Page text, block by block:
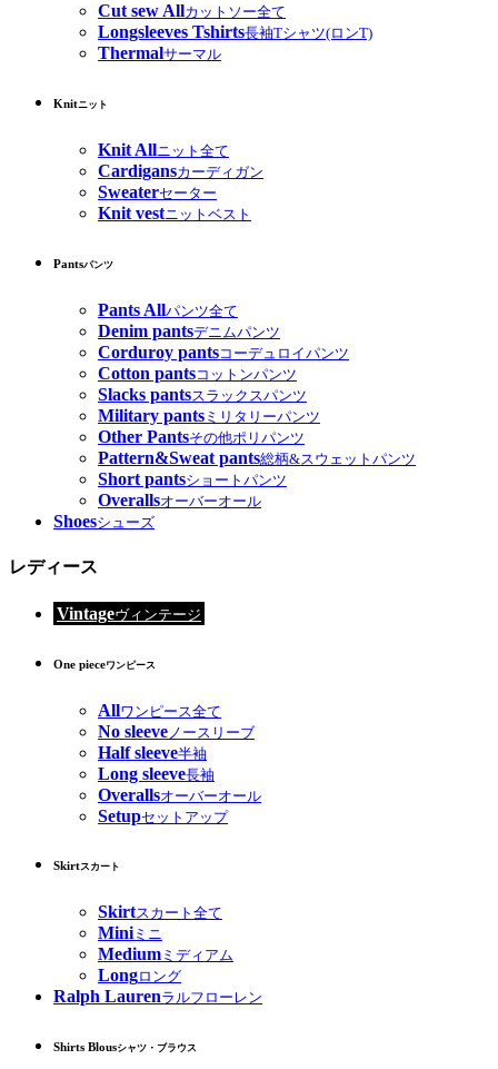
Cut sew Allカットソー全て
Longsleeves Tshirts長袖Tシャツ(ロンT)
Thermalサーマル
Knitニット
Knit Allニット全て
Cardigansカーディガン
Sweaterセーター
Knit vestニットベスト
Pantsパンツ
Pants Allパンツ全て
Denim pantsデニムパンツ
Corduroy pantsコーデュロイパンツ
Cotton pantsコットンパンツ
Slacks pantsスラックスパンツ
Military pants ミリタリーパンツ
Other Pantsその他ポリパンツ
Pattern&Sweat pants総柄&スウェットパンツ
Short pantsショートパンツ
Overallsオーバーオール
Shoesシューズ
レディース
Vintageヴィンテージ
One pieceワンピース
Allワンピース全て
No sleeve ノースリーブ
Half sleeve半袖
Long sleeve長袖
Overallsオーバーオール
Setupセットアップ
Skirtスカート
Skirtスカート全て
Miniミニ
Medium ミディアム
Longロング
Ralph Laurenラルフローレン
Shirts Blousシャツ・ブラウス